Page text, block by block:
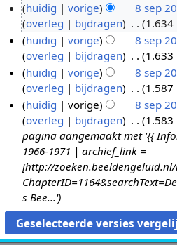
2
a
2
1
s
p
0
huidig vorige 8 sep
overleg
bijdragen 1.634
G
e
e
n
b
e
w
e
r
k
i
n
g
s
huidig vorige 8 sep
overleg
bijdragen 1.633
G
e
e
n
b
e
w
e
r
k
i
n
huidig vorige 8 sep
overleg
bijdragen 1.587
G
e
e
n
b
e
w
e
r
k
huidig vorige 8 sep
overleg
bijdragen 1.583
pagina aangemaakt met '{{
1966-1971 | archief_link =
[http://
s Bee...'